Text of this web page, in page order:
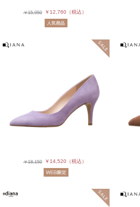
￥15,950 ￥12,760（税込）
￥18,150 ￥14,520（税込）